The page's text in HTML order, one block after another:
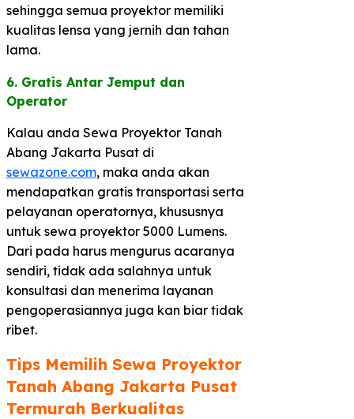
sehingga semua proyektor memiliki
kualitas lensa yang jernih dan tahan
lama.
6. Gratis Antar Jemput dan
Operator​
Kalau anda Sewa Proyektor Tanah
Abang Jakarta Pusat di
sewazone.com, maka anda akan
mendapatkan gratis transportasi serta
pelayanan operatornya, khususnya
untuk sewa proyektor 5000 Lumens.
Dari pada harus mengurus acaranya
sendiri, tidak ada salahnya untuk
konsultasi dan menerima layanan
pengoperasiannya juga kan biar tidak
ribet.
Tips Memilih Sewa Proyektor
Tanah Abang Jakarta Pusat
Termurah Berkualitas